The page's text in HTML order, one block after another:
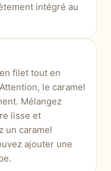
intégré au
filet tout en
le caramel
Mélangez
lisse et
un caramel
ajouter une